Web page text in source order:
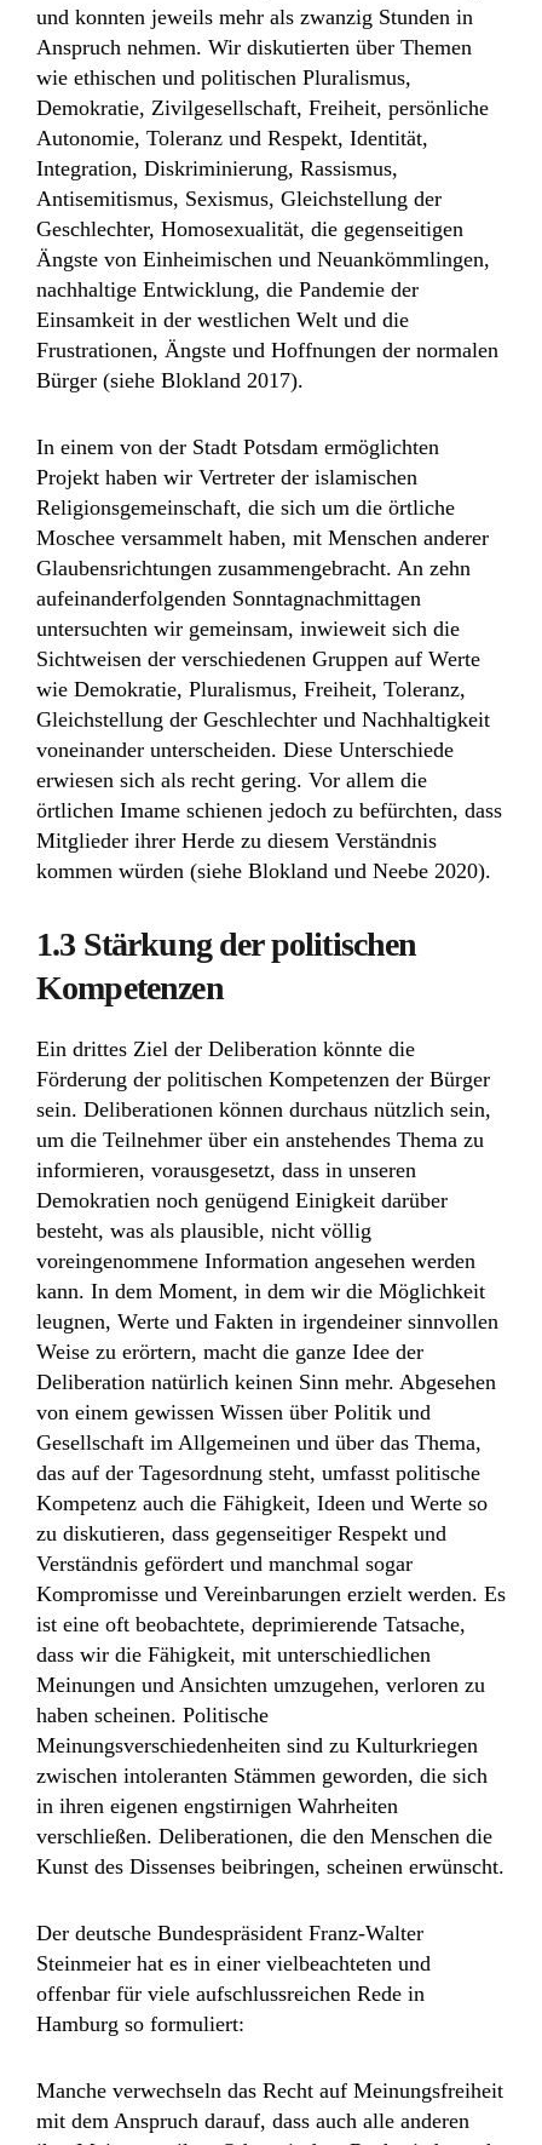
und konnten jeweils mehr als zwanzig Stunden in
Anspruch nehmen. Wir diskutierten über Themen
wie ethischen und politischen Pluralismus,
Demokratie, Zivilgesellschaft, Freiheit, persönliche
Autonomie, Toleranz und Respekt, Identität,
Integration, Diskriminierung, Rassismus,
Antisemitismus, Sexismus, Gleichstellung der
Geschlechter, Homosexualität, die gegenseitigen
Ängste von Einheimischen und Neuankömmlingen,
nachhaltige Entwicklung, die Pandemie der
Einsamkeit in der westlichen Welt und die
Frustrationen, Ängste und Hoffnungen der normalen
Bürger (siehe Blokland 2017).
In einem von der Stadt Potsdam ermöglichten
Projekt haben wir Vertreter der islamischen
Religionsgemeinschaft, die sich um die örtliche
Moschee versammelt haben, mit Menschen anderer
Glaubensrichtungen zusammengebracht. An zehn
aufeinanderfolgenden Sonntagnachmittagen
untersuchten wir gemeinsam, inwieweit sich die
Sichtweisen der verschiedenen Gruppen auf Werte
wie Demokratie, Pluralismus, Freiheit, Toleranz,
Gleichstellung der Geschlechter und Nachhaltigkeit
voneinander unterscheiden. Diese Unterschiede
erwiesen sich als recht gering. Vor allem die
örtlichen Imame schienen jedoch zu befürchten, dass
Mitglieder ihrer Herde zu diesem Verständnis
kommen würden (siehe Blokland und Neebe 2020).
1.3 Stärkung der politischen
Kompetenzen
Ein drittes Ziel der Deliberation könnte die
Förderung der politischen Kompetenzen der Bürger
sein. Deliberationen können durchaus nützlich sein,
um die Teilnehmer über ein anstehendes Thema zu
informieren, vorausgesetzt, dass in unseren
Demokratien noch genügend Einigkeit darüber
besteht, was als plausible, nicht völlig
voreingenommene Information angesehen werden
kann. In dem Moment, in dem wir die Möglichkeit
leugnen, Werte und Fakten in irgendeiner sinnvollen
Weise zu erörtern, macht die ganze Idee der
Deliberation natürlich keinen Sinn mehr. Abgesehen
von einem gewissen Wissen über Politik und
Gesellschaft im Allgemeinen und über das Thema,
das auf der Tagesordnung steht, umfasst politische
Kompetenz auch die Fähigkeit, Ideen und Werte so
zu diskutieren, dass gegenseitiger Respekt und
Verständnis gefördert und manchmal sogar
Kompromisse und Vereinbarungen erzielt werden. Es
ist eine oft beobachtete, deprimierende Tatsache,
dass wir die Fähigkeit, mit unterschiedlichen
Meinungen und Ansichten umzugehen, verloren zu
haben scheinen. Politische
Meinungsverschiedenheiten sind zu Kulturkriegen
zwischen intoleranten Stämmen geworden, die sich
in ihren eigenen engstirnigen Wahrheiten
verschließen. Deliberationen, die den Menschen die
Kunst des Dissenses beibringen, scheinen erwünscht.
Der deutsche Bundespräsident Franz-Walter
Steinmeier hat es in einer vielbeachteten und
offenbar für viele aufschlussreichen Rede in
Hamburg so formuliert:
Manche verwechseln das Recht auf Meinungsfreiheit
mit dem Anspruch darauf, dass auch alle anderen